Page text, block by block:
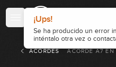
ACORDES ACORDE A7 EN